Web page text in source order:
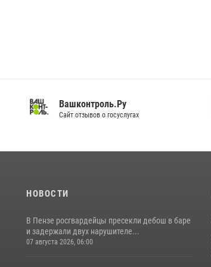
Вашконтроль.Ру
Сайт отзывов о госуслугах
НОВОСТИ
В Пензе росгвардейцы пресекли дебош в баре
и задержали двух нарушителе...
07 августа 2026, 06:00